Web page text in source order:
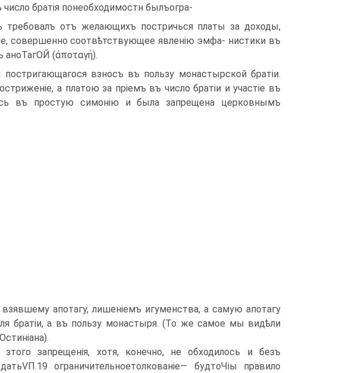
братія понеобходимостн былъогра-
требовалъ отъ желающихъ постричься платы за доходы,
совершенно соотвѣтствующее явленію эмфа- нистики въ
аноТагОЙ (άποταγή).
взносъ въ пользу монастырской братіи.
а платою за пріемъ въ число братіи и участіе въ
въ простую симонію и была запрещена церковнымъ
апотагу, лишеніемъ игуменства, а самую апотагу
братіи, а въ пользу монастыря. (То же самое мы видѣли
запрещенія, хотя, конечно, не обходилось и безъ
ограничительноетолкованіе— будтоЧіы правило